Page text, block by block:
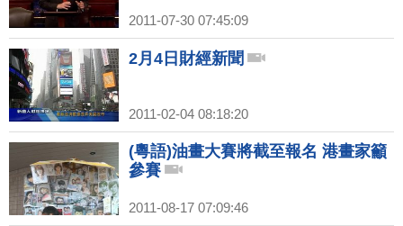
2011-07-30 07:45:09
2月4日財經新聞
2011-02-04 08:18:20
(粵語)油畫大賽將截至報名 港畫家籲
參賽
2011-08-17 07:09:46